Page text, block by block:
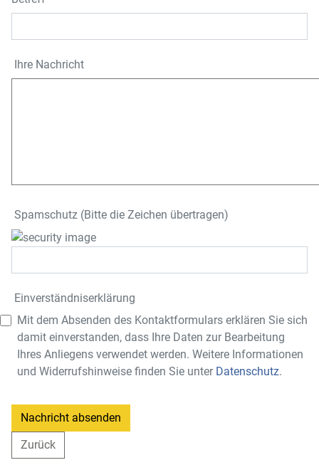
Ihre Nachricht
Spamschutz (Bitte die Zeichen übertragen)
Einverständnis­erklärung
Mit dem Absenden des Kontaktformulars erklären Sie sich
damit einverstanden, dass Ihre Daten zur Bearbeitung
Ihres Anliegens verwendet werden. Weitere Informationen
und Widerrufshinweise finden Sie unter Datenschutz.
Nachricht absenden
Zurück